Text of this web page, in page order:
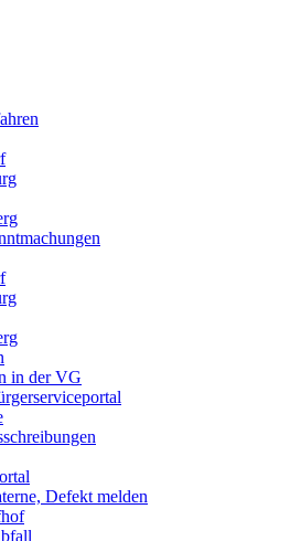
in der VG
Defekt melden